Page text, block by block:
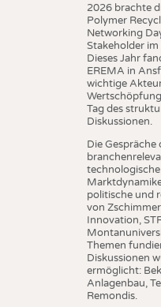
2026 brachte
Polymer
Networking
Stakeholder
Dieses Jahr
EREMA in
wichtige
Tag des
Diskussionen.
Die
politische und
von
Innovation,
Themen
Diskussionen
ermöglicht:
Anlagenbau,
Remondis.